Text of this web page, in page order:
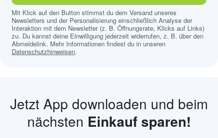
Mit Klick auf den Button stimmst du dem Versand unseres
Newsletters und der Personalisierung einschließlich Analyse der
Interaktion mit dem Newsletter (z. B. Öffnungsrate, Klicks auf Links)
zu. Du kannst deine Einwilligung jederzeit widerrufen, z. B. über den
Abmeldelink. Mehr Informationen findest du in unseren
Datenschutzhinweisen.
Jetzt App downloaden und beim
nächsten Einkauf sparen!